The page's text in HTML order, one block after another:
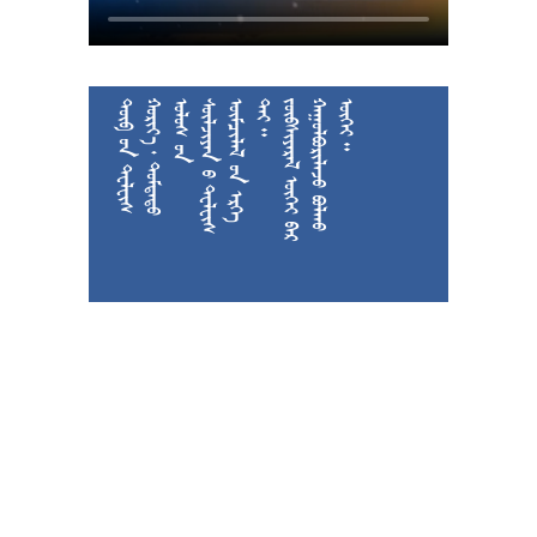

































































  






































 